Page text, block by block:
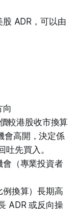
ADR，可以由
向
較港股收市換算
會高開，決定係
吐先買入。
會（專業投資者
換算）長期高
ADR 或反向操